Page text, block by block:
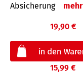
Absicherung
mehr
19,90 €
15,99 €